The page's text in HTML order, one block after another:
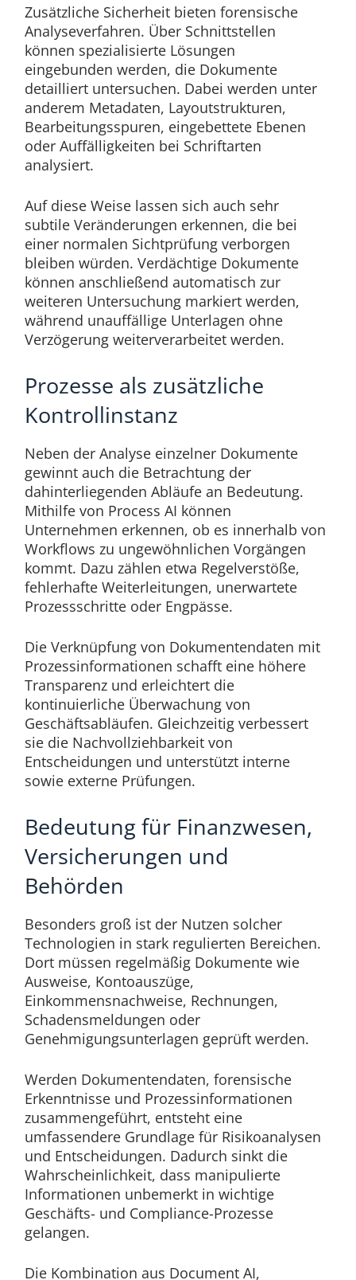
Zusätzliche Sicherheit bieten forensische
Analyseverfahren. Über Schnittstellen
können spezialisierte Lösungen
eingebunden werden, die Dokumente
detailliert untersuchen. Dabei werden unter
anderem Metadaten, Layoutstrukturen,
Bearbeitungsspuren, eingebettete Ebenen
oder Auffälligkeiten bei Schriftarten
analysiert.
Auf diese Weise lassen sich auch sehr
subtile Veränderungen erkennen, die bei
einer normalen Sichtprüfung verborgen
bleiben würden. Verdächtige Dokumente
können anschließend automatisch zur
weiteren Untersuchung markiert werden,
während unauffällige Unterlagen ohne
Verzögerung weiterverarbeitet werden.
Prozesse als zusätzliche
Kontrollinstanz
Neben der Analyse einzelner Dokumente
gewinnt auch die Betrachtung der
dahinterliegenden Abläufe an Bedeutung.
Mithilfe von Process AI können
Unternehmen erkennen, ob es innerhalb von
Workflows zu ungewöhnlichen Vorgängen
kommt. Dazu zählen etwa Regelverstöße,
fehlerhafte Weiterleitungen, unerwartete
Prozessschritte oder Engpässe.
Die Verknüpfung von Dokumentendaten mit
Prozessinformationen schafft eine höhere
Transparenz und erleichtert die
kontinuierliche Überwachung von
Geschäftsabläufen. Gleichzeitig verbessert
sie die Nachvollziehbarkeit von
Entscheidungen und unterstützt interne
sowie externe Prüfungen.
Bedeutung für Finanzwesen,
Versicherungen und
Behörden
Besonders groß ist der Nutzen solcher
Technologien in stark regulierten Bereichen.
Dort müssen regelmäßig Dokumente wie
Ausweise, Kontoauszüge,
Einkommensnachweise, Rechnungen,
Schadensmeldungen oder
Genehmigungsunterlagen geprüft werden.
Werden Dokumentendaten, forensische
Erkenntnisse und Prozessinformationen
zusammengeführt, entsteht eine
umfassendere Grundlage für Risikoanalysen
und Entscheidungen. Dadurch sinkt die
Wahrscheinlichkeit, dass manipulierte
Informationen unbemerkt in wichtige
Geschäfts- und Compliance-Prozesse
gelangen.
Die Kombination aus Document AI,